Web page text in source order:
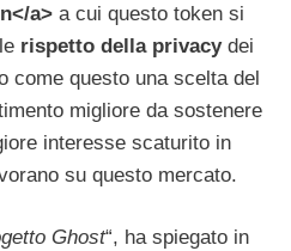
a> a cui questo token si
rispetto della privacydei
come questo una scelta del
migliore da sostenere
interesse scaturito in
su questo mercato.
Ghost“, ha spiegato in